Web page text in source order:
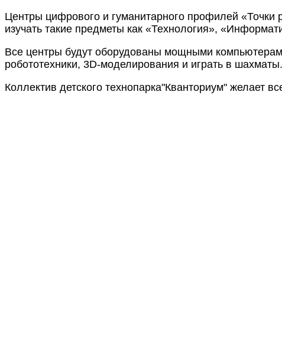
Центры цифрового и гуманитарного профилей «Точки
изучать такие предметы как «Технология»,
Все центры будут оборудованы мощными
робототехники, 3D-моделирования и играть в шахматы.
Коллектив детского технопарка"Кванториум" желает